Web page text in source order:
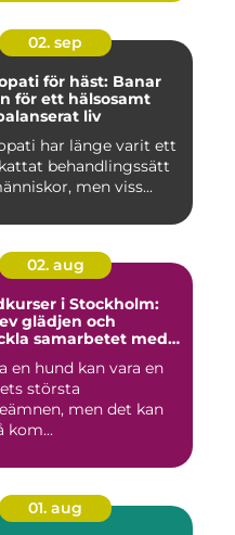
02. sep
för häst: Banar
för ett hälsosamt
liv
har länge varit ett
behandlingssätt
men viss...
02. aug
i Stockholm:
glädjen och
samarbetet med
en hund kan vara en
största
men det kan
kom...
01. aug